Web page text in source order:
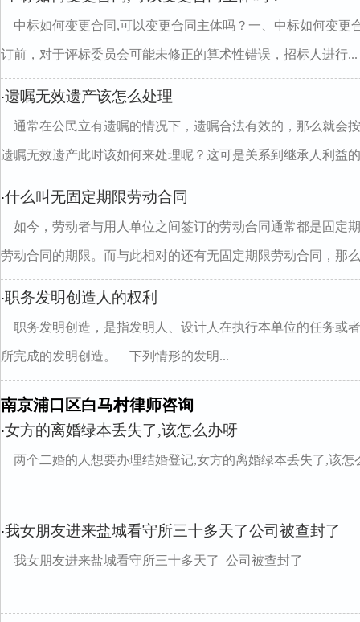
中标如何变更合同,可以变更合同主体吗？一、中标如何变更
订前，对于评标委员会可能未修正的算术性错误，招标人进行...
·遗嘱无效遗产该怎么处理
通常在公民立有遗嘱的情况下，遗嘱合法有效的，那么就会
遗嘱无效遗产此时该如何来处理呢？这可是关系到继承人利益
·什么叫无固定期限劳动合同
如今，劳动者与用人单位之间签订的劳动合同通常都是固定
劳动合同的期限。而与此相对的还有无固定期限劳动合同，那
·职务发明创造人的权利
职务发明创造，是指发明人、设计人在执行本单位的任务或
所完成的发明创造。 下列情形的发明...
南京浦口区白马村律师咨询
·女方的离婚绿本丢失了,该怎么办呀
两个二婚的人想要办理结婚登记,女方的离婚绿本丢失了,该怎
·我女朋友进来盐城看守所三十多天了公司被查封了
我女朋友进来盐城看守所三十多天了 公司被查封了